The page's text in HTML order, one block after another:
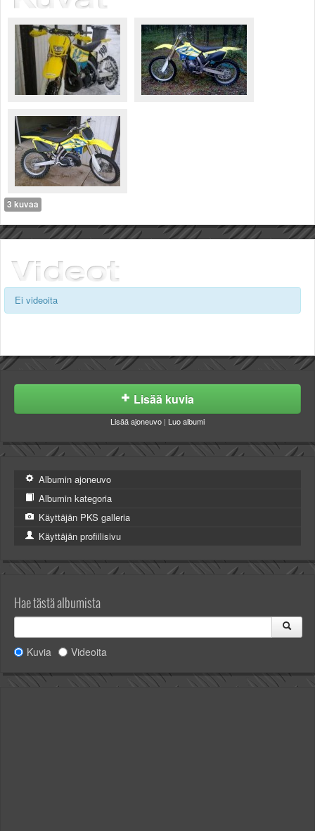
Säännöt ja ohjeet
Uudet ajoneuvot
Uudet kuvat
Uudet videot
Uudet kommentit
MYYDÄÄN
Ohjeet
Ajoneuvot
Osat
TIETOPANKKI
TAPAHTUMAT
MP15 kuvia
MP14 kuvia
MP13 kuvia
ACS 2015 kuvia
Lisää uusi tapahtuma
UUTISET
SÄÄ
Tampereen sää
Turun sää
Oulun sää
MUUT
VIP-jäsenyys
Paidat ja vaatteet
Suunnittele oma paita
Mainostus
Palaute
Kevytversio
3 kuvaa
Ei videoita
Lisää kuvia
Lisää ajoneuvo | Luo albumi
Albumin ajoneuvo
Albumin kategoria
Käyttäjän PKS galleria
Käyttäjän profiilisivu
Hae tästä albumista
Kuvia Videoita